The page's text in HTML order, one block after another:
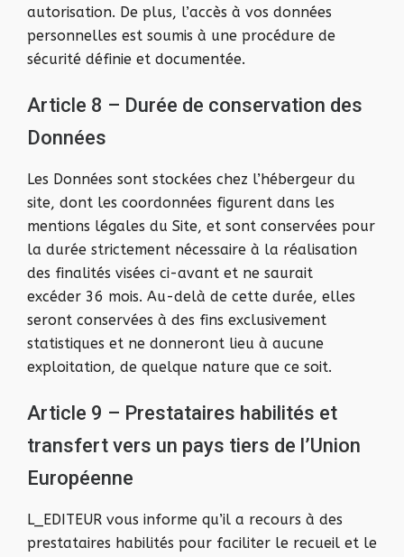
autorisation. De plus, l’accès à vos données
personnelles est soumis à une procédure de
sécurité définie et documentée.
Article 8 – Durée de conservation des
Données
Les Données sont stockées chez l’hébergeur du
site, dont les coordonnées figurent dans les
mentions légales du Site, et sont conservées pour
la durée strictement nécessaire à la réalisation
des finalités visées ci-avant et ne saurait
excéder 36 mois. Au-delà de cette durée, elles
seront conservées à des fins exclusivement
statistiques et ne donneront lieu à aucune
exploitation, de quelque nature que ce soit.
Article 9 – Prestataires habilités et
transfert vers un pays tiers de l’Union
Européenne
L_EDITEUR vous informe qu’il a recours à des
prestataires habilités pour faciliter le recueil et le